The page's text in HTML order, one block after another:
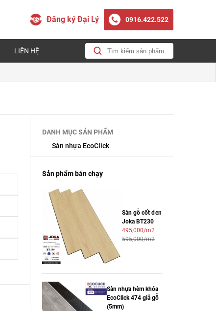
Đăng ký Đại Lý 0916.422.522
LIÊN HỆ
DANH MỤC SẢN PHẨM
Sàn nhựa EcoClick
Sản phẩm bán chạy
Sàn gỗ cốt đen
Joka BT230
495,000/m2
595,000/m2
Sàn nhựa hèm khóa
EcoClick 474 giả gỗ
(5mm)